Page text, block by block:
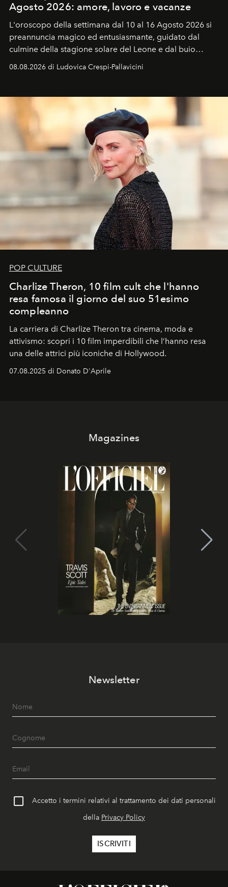
Agosto 2026: amore, lavoro e vacanze
L'oroscopo della settimana dal 10 al 16 Agosto 2026 si
preannuncia magico ed entusiasmante, guidato dal
culmine della stagione solare del Leone e dal buio
ideale per la notte delle Perseidi.
08.08.2026 di Ludovica Crespi-Pallavicini
POP CULTURE
Charlize Theron, 10 film cult che l'hanno
resa famosa il giorno del suo 51esimo
compleanno
La carriera di Charlize Theron tra cinema, moda e
attivismo: scopri i 10 film imperdibili che l’hanno resa
una delle attrici più iconiche di Hollywood.
07.08.2025 di Donato D'Aprile
Magazines
Newsletter
Accetto i termini relativi al trattamento dei dati personali
della Privacy Policy